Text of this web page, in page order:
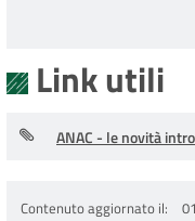
Link utili
ANAC - le novità
Contenuto aggiornato il